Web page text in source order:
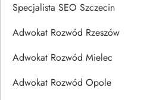
Specjalista SEO Szczecin
Adwokat Rozwód Rzeszów
Adwokat Rozwód Mielec
Adwokat Rozwód Opole